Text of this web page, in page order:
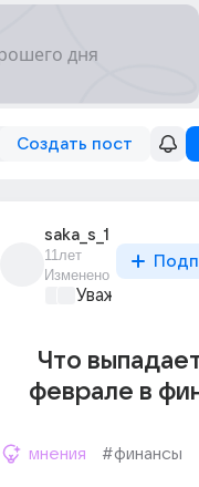
Создать пост
saka_s_1
11лет
Изменено
Уважаемый
Что
феврале в
мнения #финансы